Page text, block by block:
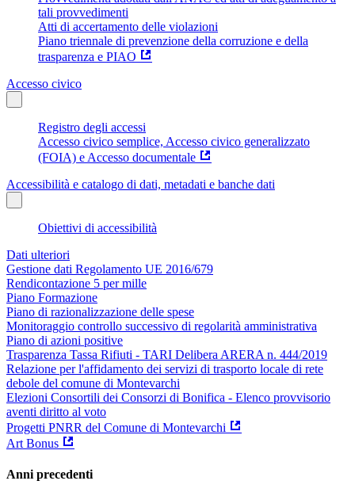
tali provvedimenti
Atti di accertamento delle violazioni
Piano triennale di prevenzione della corruzione e della
trasparenza e PIAO
Accesso civico
Registro degli accessi
Accesso civico semplice, Accesso civico generalizzato
(FOIA) e Accesso documentale
Accessibilità e catalogo di dati, metadati e banche dati
Obiettivi di accessibilità
Dati ulteriori
Gestione dati Regolamento UE 2016/679
Rendicontazione 5 per mille
Piano Formazione
Piano di razionalizzazione delle spese
Monitoraggio controllo successivo di regolarità amministrativa
Piano di azioni positive
Trasparenza Tassa Rifiuti - TARI Delibera ARERA n. 444/2019
Relazione per l'affidamento dei servizi di trasporto locale di rete
debole del comune di Montevarchi
Elezioni Consortili dei Consorzi di Bonifica - Elenco provvisorio
aventi diritto al voto
Progetti PNRR del Comune di Montevarchi
Art Bonus
Anni precedenti